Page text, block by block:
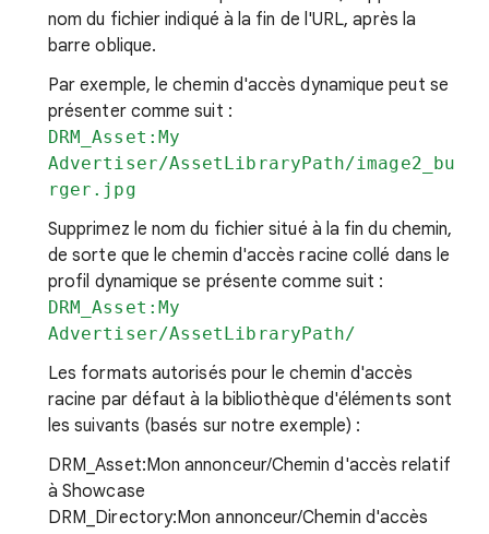
nom du fichier indiqué à la fin de l'URL, après la
barre oblique.
Par exemple, le chemin d'accès dynamique peut se
présenter comme suit :
DRM_Asset:My
Advertiser/AssetLibraryPath/image2_bu
rger.jpg
Supprimez le nom du fichier situé à la fin du chemin,
de sorte que le chemin d'accès racine collé dans le
profil dynamique se présente comme suit :
DRM_Asset:My
Advertiser/AssetLibraryPath/
Les formats autorisés pour le chemin d'accès
racine par défaut à la bibliothèque d'éléments sont
les suivants (basés sur notre exemple) :
DRM_Asset:Mon annonceur/Chemin d'accès relatif
à Showcase
DRM_Directory:Mon annonceur/Chemin d'accès